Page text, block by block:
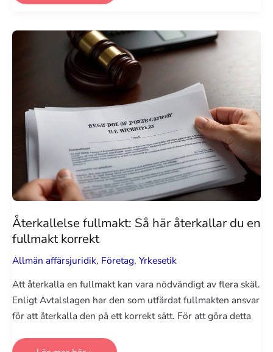
Effektiva
Optimal
Resursallokering
Återkallelse fullmakt: Så här återkallar du en
fullmakt korrekt
Allmän affärsjuridik, Företag, Yrkesetik
Att återkalla en fullmakt kan vara nödvändigt av flera skäl.
Enligt Avtalslagen har den som utfärdat fullmakten ansvar
för att återkalla den på ett korrekt sätt. För att göra detta